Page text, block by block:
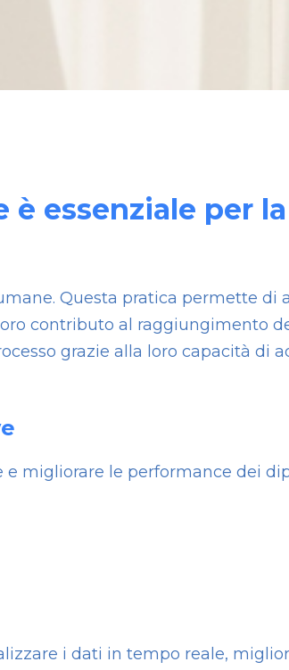
essenziale per
Questa pratica permette di
contributo al raggiungimento
grazie alla loro capacità di
migliorare le performance dei
i dati in tempo reale,